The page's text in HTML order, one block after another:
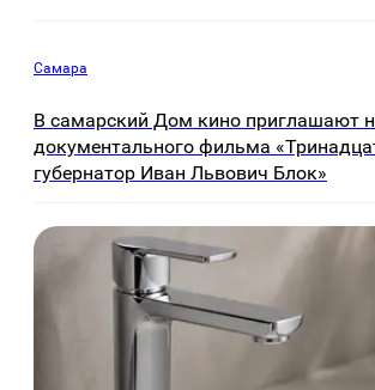
Самара
В самарский Дом кино приглашают
документального фильма
губернатор Иван Львович Блок»